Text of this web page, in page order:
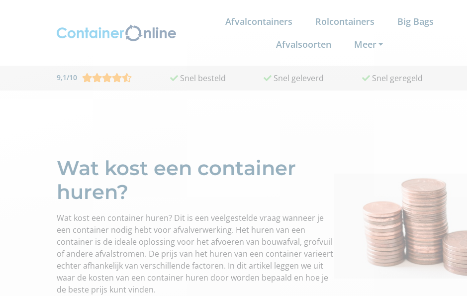
Afvalcontainers Rolcontainers
Big Bags
Afvalsoorten
Meer
9,1/10 Snel besteld Snel geleverd Snel geregeld
Wat kost een container
huren?
Wat kost een container huren? Dit is een veelgestelde vraag wanneer je
een container nodig hebt voor afvalverwerking. Het huren van een
container is de ideale oplossing voor het afvoeren van bouwafval, grofvuil
of andere afvalstromen. De prijs van het huren van een container varieert
echter afhankelijk van verschillende factoren. In dit artikel leggen we uit
waar de kosten van een container huren door worden bepaald en hoe je
de beste prijs kunt vinden.